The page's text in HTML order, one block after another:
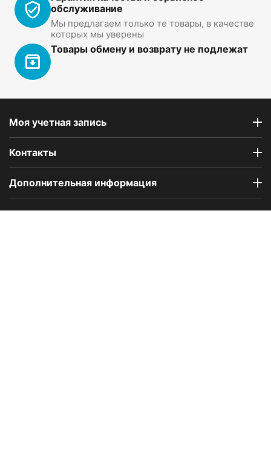
обслуживание
Мы предлагаем только те товары, в качестве
которых мы уверены
Товары обмену и возврату не подлежат
Моя учетная запись
Контакты
Дополнительная информация